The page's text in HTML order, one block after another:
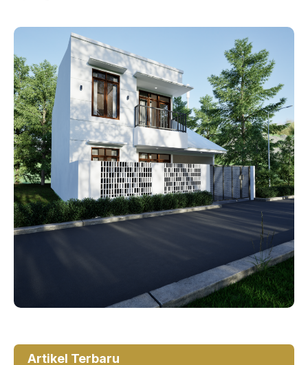
Artikel Terbaru